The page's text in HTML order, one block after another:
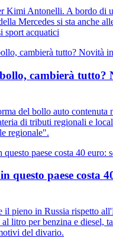
Kimi Antonelli. A bordo di
Mercedes si sta anche
sport acquatici
cambierà tutto?
del bollo auto contenuta
di tributi regionali e
regionale".
questo paese costa
il pieno in Russia rispetto
litro per benzina e diesel,
del divario.